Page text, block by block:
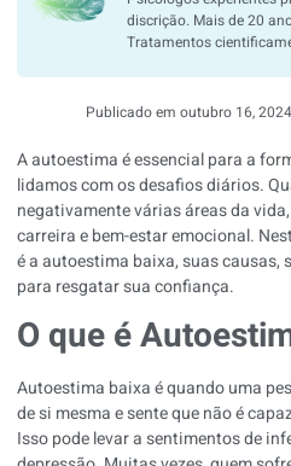
discrição. Mais de 20
Tratamentos
Publicado em outubro 16, 2024
A autoestima é essencial para a
lidamos com os desafios diários.
negativamente várias áreas da
carreira e bem-estar emocional.
é a autoestima baixa, suas causas,
para resgatar sua confiança.
O que é
Autoestima baixa é quando uma
de si mesma e sente que não é
Isso pode levar a sentimentos de